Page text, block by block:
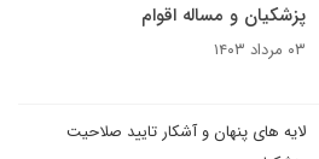
پزشکیان و مساله اقوام
۰۳ مرداد ۱۴۰۳
لایه های پنهان و آشکار تایید صلاحیت